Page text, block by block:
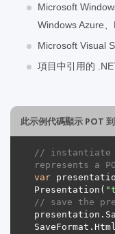
Microsoft
Windows Azure
Microsoft Visual
項目中引用的
此示例代碼顯示 POT
// instantiate
represents a
var
Presentation(
// save the